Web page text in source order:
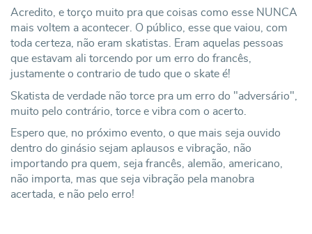
Acredito, e torço muito pra que coisas como esse NUNCA
mais voltem a acontecer. O público, esse que vaiou, com
toda certeza, não eram skatistas. Eram aquelas pessoas
que estavam ali torcendo por um erro do francês,
justamente o contrario de tudo que o skate é!
Skatista de verdade não torce pra um erro do "adversário",
muito pelo contrário, torce e vibra com o acerto.
Espero que, no próximo evento, o que mais seja ouvido
dentro do ginásio sejam aplausos e vibração, não
importando pra quem, seja francês, alemão, americano,
não importa, mas que seja vibração pela manobra
acertada, e não pelo erro!